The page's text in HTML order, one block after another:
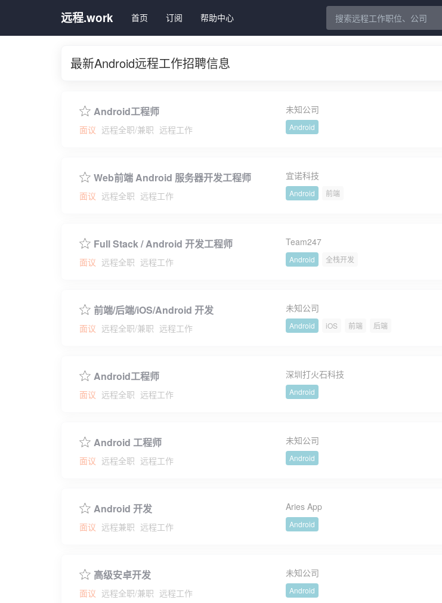
远程.work 首页 订阅 帮助中心
最新Android远程工作招聘信息
Android工程师
面议 远程全职/兼职 远程工作
未知公司
Android
Web前端 Android 服务器开发工程师
面议 远程全职 远程工作
宜诺科技
Android 前端
Full Stack / Android 开发工程师
面议 远程全职 远程工作
Team247
Android 全栈开发
前端/后端/iOS/Android 开发
面议 远程全职/兼职 远程工作
未知公司
Android iOS 前端 后端
Android工程师
面议 远程全职 远程工作
深圳打火石科技
Android
Android 工程师
面议 远程全职 远程工作
未知公司
Android
Android 开发
面议 远程兼职 远程工作
Aries App
Android
高级安卓开发
面议 远程全职/兼职 远程工作
未知公司
Android